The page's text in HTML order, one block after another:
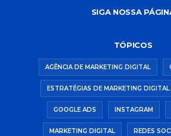
SIGA NOSSA
TÓPICOS
AGÊNCIA DE MARKETING DIGITAL
ESTRATÉGIAS DE MARKETING DIGITAL
GOOGLE ADS INSTAGRAM
MARKETING DIGITAL REDES